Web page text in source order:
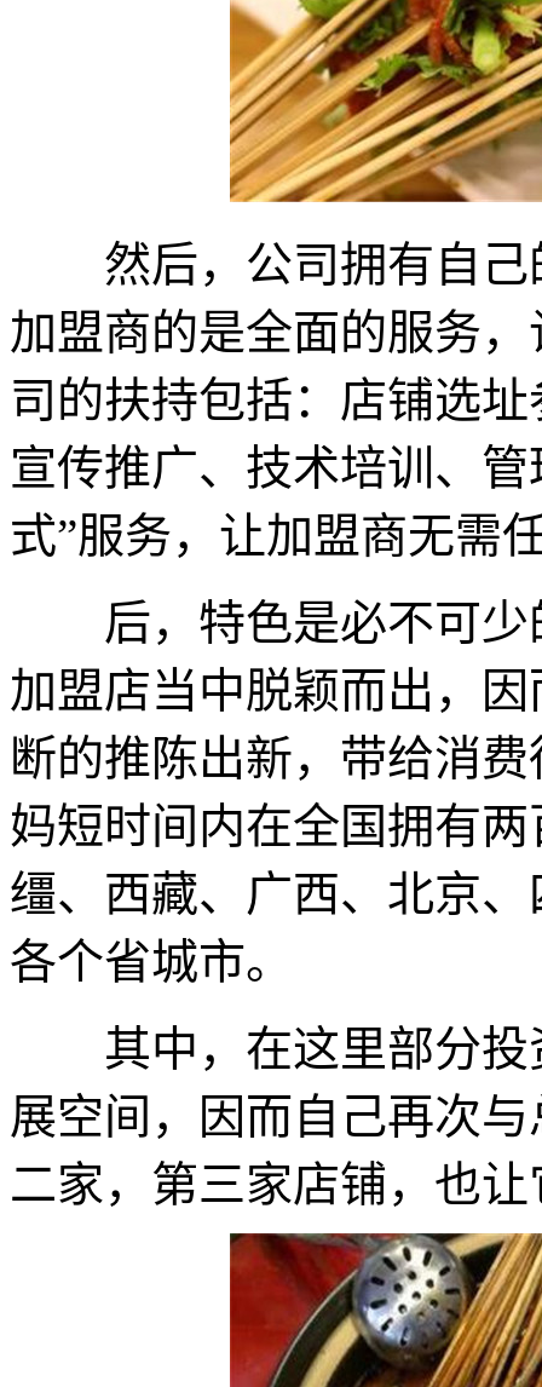
然后，公司拥有自己
加盟商的是全面的服务
司的扶持包括：店铺选
宣传推广、技术培训、
式”服务，让加盟商无需
后，特色是必不可少
加盟店当中脱颖而出，
断的推陈出新，带给消
妈短时间内在全国拥有
缰、西藏、广西、北京
各个省城市。
其中，在这里部分投
展空间，因而自己再次
二家，第三家店铺，也